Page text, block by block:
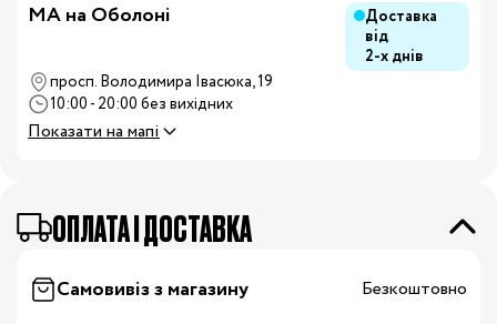
MA на Оболоні
Доставка
від
2-х днів
просп. Володимира Івасюка, 19
10:00 - 20:00 без вихідних
Показати на мапі
OПЛАТА І ДОСТАВКА
Самовивіз з магазину
Безкоштовно